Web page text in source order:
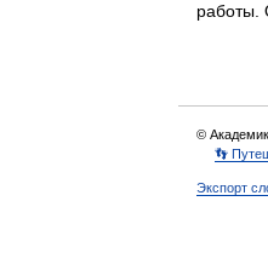
работы.
©
👣
Экспорт